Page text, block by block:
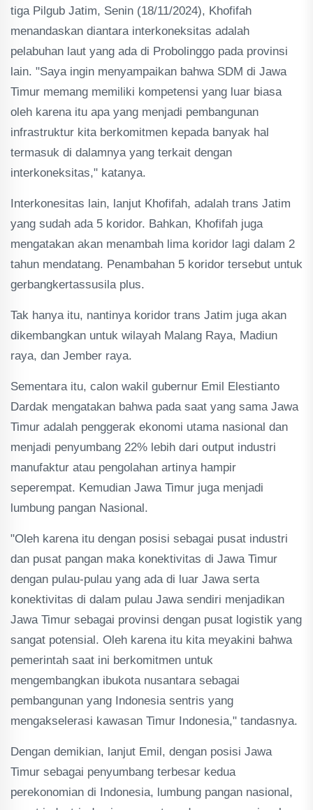
tiga Pilgub Jatim, Senin (18/11/2024), Khofifah
menandaskan diantara interkoneksitas adalah
pelabuhan laut yang ada di Probolinggo pada provinsi
lain. "Saya ingin menyampaikan bahwa SDM di Jawa
Timur memang memiliki kompetensi yang luar biasa
oleh karena itu apa yang menjadi pembangunan
infrastruktur kita berkomitmen kepada banyak hal
termasuk di dalamnya yang terkait dengan
interkoneksitas," katanya.
Interkonesitas lain, lanjut Khofifah, adalah trans Jatim
yang sudah ada 5 koridor. Bahkan, Khofifah juga
mengatakan akan menambah lima koridor lagi dalam 2
tahun mendatang. Penambahan 5 koridor tersebut untuk
gerbangkertassusila plus.
Tak hanya itu, nantinya koridor trans Jatim juga akan
dikembangkan untuk wilayah Malang Raya, Madiun
raya, dan Jember raya.
Sementara itu, calon wakil gubernur Emil Elestianto
Dardak mengatakan bahwa pada saat yang sama Jawa
Timur adalah penggerak ekonomi utama nasional dan
menjadi penyumbang 22% lebih dari output industri
manufaktur atau pengolahan artinya hampir
seperempat. Kemudian Jawa Timur juga menjadi
lumbung pangan Nasional.
"Oleh karena itu dengan posisi sebagai pusat industri
dan pusat pangan maka konektivitas di Jawa Timur
dengan pulau-pulau yang ada di luar Jawa serta
konektivitas di dalam pulau Jawa sendiri menjadikan
Jawa Timur sebagai provinsi dengan pusat logistik yang
sangat potensial. Oleh karena itu kita meyakini bahwa
pemerintah saat ini berkomitmen untuk
mengembangkan ibukota nusantara sebagai
pembangunan yang Indonesia sentris yang
mengakselerasi kawasan Timur Indonesia," tandasnya.
Dengan demikian, lanjut Emil, dengan posisi Jawa
Timur sebagai penyumbang terbesar kedua
perekonomian di Indonesia, lumbung pangan nasional,